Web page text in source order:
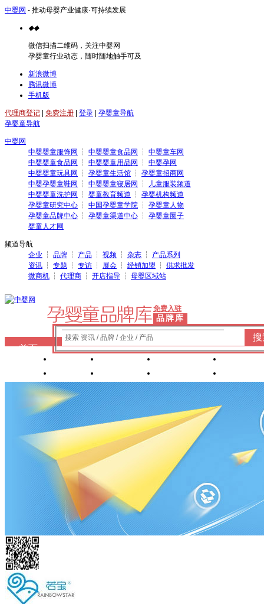
中婴网 - 推动母婴产业健康·可持续发展
◆◆
微信扫描二维码，关注中婴网
孕婴童行业动态，随时随地触手可及
新浪微博
腾讯微博
手机版
代理商登记 免费注册 登录
孕婴童导航
孕婴童导航
中婴网
中婴婴童服饰网
┆ 中婴婴童食品网 ┆ 中婴童车网
中婴婴童食品网
┆ 中婴婴童用品网 ┆ 中婴孕网
中婴婴童玩具网
┆ 孕婴童生活馆 ┆ 孕婴童招商网
中婴孕婴童鞋网
┆ 中婴婴童寝居网 ┆
儿童服装频道
中婴婴童洗护网
┆ 婴童教育频道 ┆ 孕婴机构频道
孕婴童研究中心 ┆ 中国孕婴童学院 ┆ 孕婴童人物
孕婴童品牌中心 ┆ 孕婴童渠道中心 ┆ 孕婴童圈子
婴童人才网
频道导航
企业 ┆ 品牌 ┆ 产品 ┆ 视频 ┆ 杂志 ┆ 产品系列
资讯 ┆ 专题 ┆ 专访 ┆ 展会 ┆ 经销加盟 ┆ 供求批发
微商机 ┆ 代理商 ┆ 开店指导 ┆ 母婴区域站
免费入驻
品牌库
搜索 资讯 / 品牌 / 企业 / 产品
搜
首页